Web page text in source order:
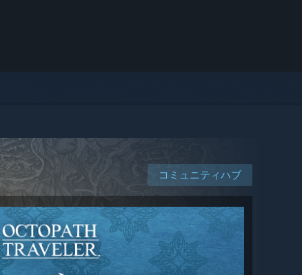
コミュニティハブ